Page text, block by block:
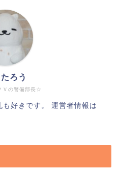
Ｖの警備部長☆
ろう
好きです。 運営者情報は